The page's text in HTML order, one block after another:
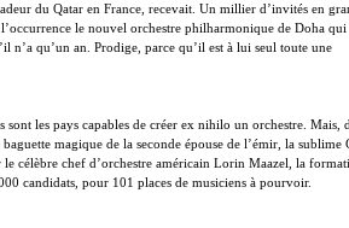
du Qatar en France, recevait. Un millier d’invités en
le nouvel orchestre philharmonique de Doha
n’a qu’un an. Prodige, parce qu’il est à lui seul toute une
les pays capables de créer ex nihilo un orchestre. Mais,
magique de la seconde épouse de l’émir, la sublime
célèbre chef d’orchestre américain Lorin Maazel, la
candidats, pour 101 places de musiciens à pourvoir.